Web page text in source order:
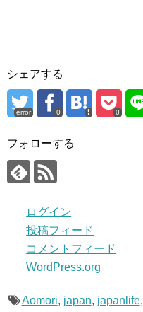
シェアする
error 0 0
フォローする
ログイン
投稿フィード
コメントフィード
WordPress.org
Aomori, japan, japanlife,